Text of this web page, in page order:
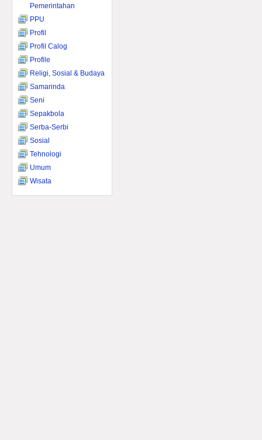
Pemerintahan
PPU
Profil
Profil Calog
Profile
Religi, Sosial & Budaya
Samarinda
Seni
Sepakbola
Serba-Serbi
Sosial
Tehnologi
Umum
Wisata